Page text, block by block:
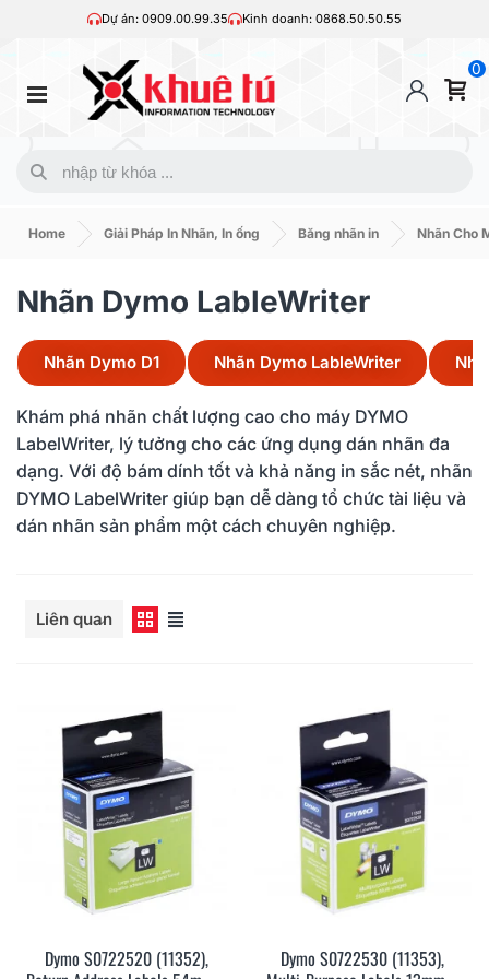
Dự án: 0909.00.99.35 Kinh doanh: 0868.50.50.55
0
Home Giải Pháp In Nhãn, In ống Băng nhãn in Nhãn Cho
Nhãn Dymo LableWriter
Nhãn Dymo D1 Nhãn Dymo LableWriter
Khám phá nhãn chất lượng cao cho máy DYMO
LabelWriter, lý tưởng cho các ứng dụng dán nhãn đa
dạng. Với độ bám dính tốt và khả năng in sắc nét, nhãn
DYMO LabelWriter giúp bạn dễ dàng tổ chức tài liệu và
dán nhãn sản phẩm một cách chuyên nghiệp.
Liên quan
Dymo S0722520 (11352),
Dymo S0722530 (11353),